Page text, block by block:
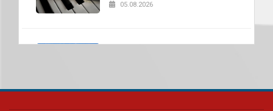
05.08.2026